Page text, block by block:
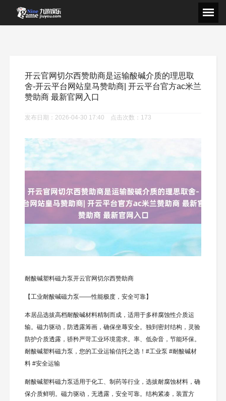
开云官网切尔西赞助商是运输酸碱介质的理思取
舍-开云平台网站皇马赞助商| 开云平台官方ac米兰
赞助商 最新官网入口
发布日期：2026-04-30 17:40 点击次数：173
耐酸碱塑料磁力泵开云官网切尔西赞助商
【工业耐酸碱磁力泵——性能极度，安全可靠】
本居品选拔高档耐酸碱材料精制而成，适用于多样腐蚀性介质运
输。磁力驱动，防透露筹画，确保坐蓐安全。独到密封结构，灵验
防护介质透露，骄矜严苛工业环境需求。率、低杂音，节能环保。
耐酸碱塑料磁力泵，您的工业运输信托之选！#工业泵 #耐酸碱材
料 #安全运输
耐酸碱塑料磁力泵适用于化工、制药等行业，选拔耐腐蚀材料，确
保介质鲜明。磁力驱动，无透露，安全可靠。结构紧凑，装置方